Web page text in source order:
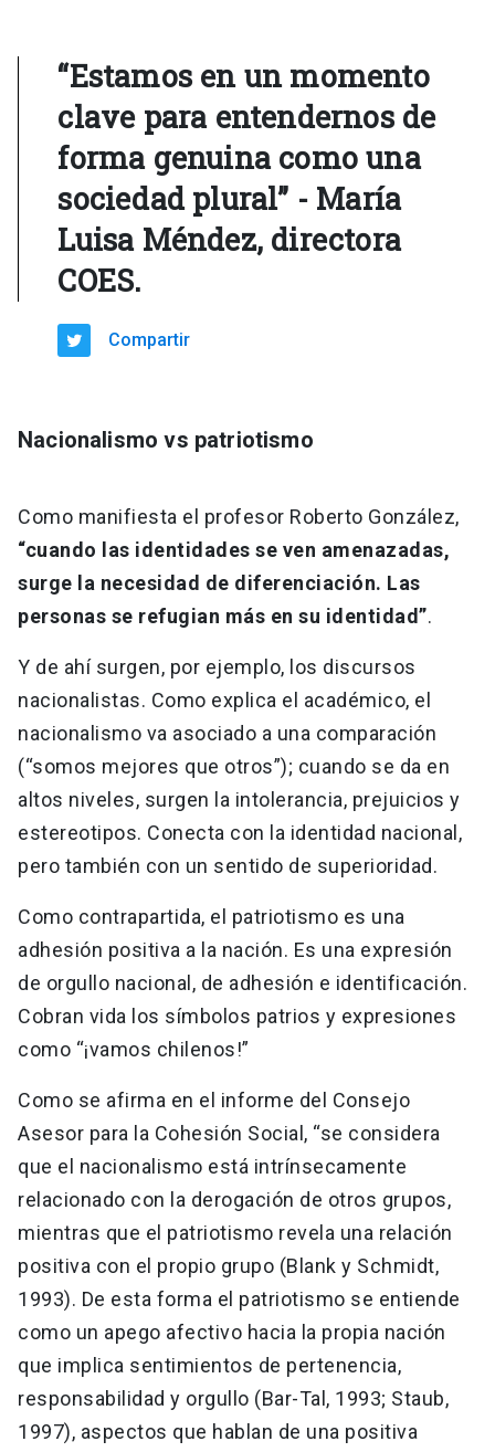
“Estamos en un momento
clave para entendernos de
forma genuina como una
sociedad plural” - María
Luisa Méndez, directora
COES.
Compartir
Nacionalismo vs patriotismo
Como manifiesta el profesor Roberto González,
“cuando las identidades se ven amenazadas,
surge la necesidad de diferenciación. Las
personas se refugian más en su identidad”.
Y de ahí surgen, por ejemplo, los discursos
nacionalistas. Como explica el académico, el
nacionalismo va asociado a una comparación
(“somos mejores que otros”); cuando se da en
altos niveles, surgen la intolerancia, prejuicios y
estereotipos. Conecta con la identidad nacional,
pero también con un sentido de superioridad.
Como contrapartida, el patriotismo es una
adhesión positiva a la nación. Es una expresión
de orgullo nacional, de adhesión e identificación.
Cobran vida los símbolos patrios y expresiones
como “¡vamos chilenos!”
Como se afirma en el informe del Consejo
Asesor para la Cohesión Social, “se considera
que el nacionalismo está intrínsecamente
relacionado con la derogación de otros grupos,
mientras que el patriotismo revela una relación
positiva con el propio grupo (Blank y Schmidt,
1993). De esta forma el patriotismo se entiende
como un apego afectivo hacia la propia nación
que implica sentimientos de pertenencia,
responsabilidad y orgullo (Bar-Tal, 1993; Staub,
1997), aspectos que hablan de una positiva